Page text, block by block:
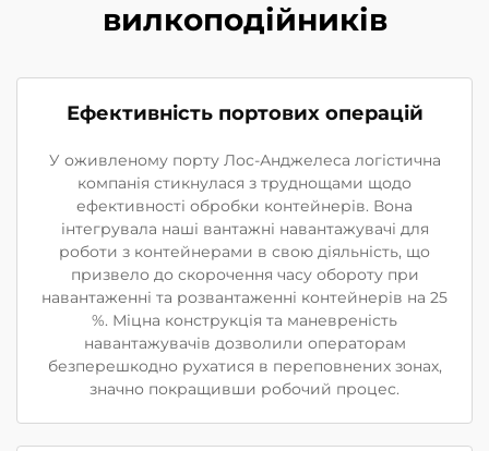
вилкоподійників
Ефективність портових операцій
У оживленому порту Лос-Анджелеса логістична
компанія стикнулася з труднощами щодо
ефективності обробки контейнерів. Вона
інтегрувала наші вантажні навантажувачі для
роботи з контейнерами в свою діяльність, що
призвело до скорочення часу обороту при
навантаженні та розвантаженні контейнерів на 25
%. Міцна конструкція та маневреність
навантажувачів дозволили операторам
безперешкодно рухатися в переповнених зонах,
значно покращивши робочий процес.